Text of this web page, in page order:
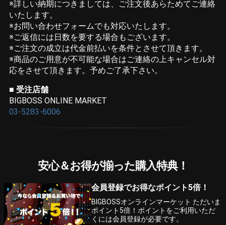
※詳しい納期につきましては、ご注文後あらためてご連絡
いたします。
※お問い合わせフォームでも対応いたします。
※ご返信には日数を要する場合もございます。
※ご注文の成立は代金前払いを条件とさせて頂きます。
※商品のご用意が不可能な場合はご連絡の上キャンセル対
応をさせて頂きます。予めご了承下さい。
■ 受注店舗
BIGBOSS ONLINE MARKET
03-5283-6006
安心＆お得が揃った購入特典！
会員登録でお得なポイント5倍！
BIGBOSSオンラインマーケット ただいま
ポイント5倍！ポイントをご利用いただ
くには会員登録が必要です。